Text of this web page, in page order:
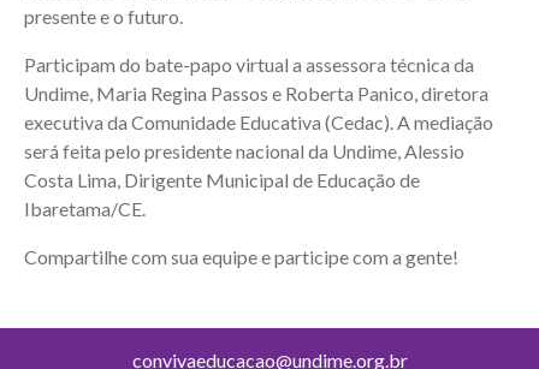
presente e o futuro.
Participam do bate-papo virtual a assessora técnica da
Undime, Maria Regina Passos e Roberta Panico, diretora
executiva da Comunidade Educativa (Cedac). A mediação
será feita pelo presidente nacional da Undime, Alessio
Costa Lima, Dirigente Municipal de Educação de
Ibaretama/CE.
Compartilhe com sua equipe e participe com a gente!
convivaeducacao@undime.org.br